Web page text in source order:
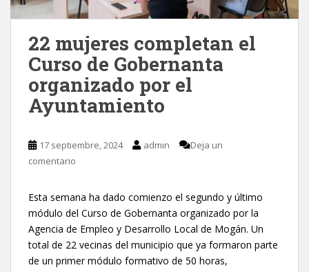
22 mujeres completan el
Curso de Gobernanta
organizado por el
Ayuntamiento
17 septiembre, 2024 admin
Deja un
comentario
Esta semana ha dado comienzo el segundo y último
módulo del Curso de Gobernanta organizado por la
Agencia de Empleo y Desarrollo Local de Mogán. Un
total de 22 vecinas del municipio que ya formaron parte
de un primer módulo formativo de 50 horas,